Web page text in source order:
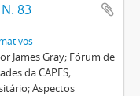
83
James Gray; Fórum de
da CAPES;
Aspectos